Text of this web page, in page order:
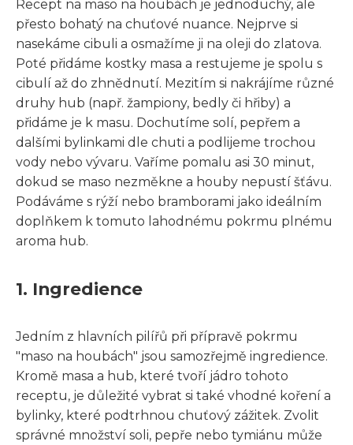
Recept na maso na houbách je jednoduchý, ale
přesto bohatý na chuťové nuance. Nejprve si
nasekáme cibuli a osmažíme ji na oleji do zlatova.
Poté přidáme kostky masa a restujeme je spolu s
cibulí až do zhnědnutí. Mezitím si nakrájíme různé
druhy hub (např. žampiony, bedly či hřiby) a
přidáme je k masu. Dochutíme solí, pepřem a
dalšími bylinkami dle chuti a podlijeme trochou
vody nebo vývaru. Vaříme pomalu asi 30 minut,
dokud se maso nezměkne a houby nepustí šťávu.
Podáváme s rýží nebo bramborami jako ideálním
doplňkem k tomuto lahodnému pokrmu plnému
aroma hub.
1. Ingredience
Jedním z hlavních pilířů při přípravě pokrmu
"maso na houbách" jsou samozřejmě ingredience.
Kromě masa a hub, které tvoří jádro tohoto
receptu, je důležité vybrat si také vhodné koření a
bylinky, které podtrhnou chuťový zážitek. Zvolit
správné množství soli, pepře nebo tymiánu může